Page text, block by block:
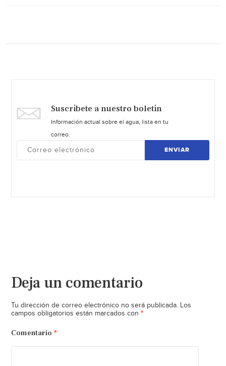
Suscríbete a nuestro boletín
Información actual sobre el agua, lista en tu
correo.
ENVIAR
Deja un comentario
Tu dirección de correo electrónico no será publicada. Los
campos obligatorios están marcados con *
Comentario *